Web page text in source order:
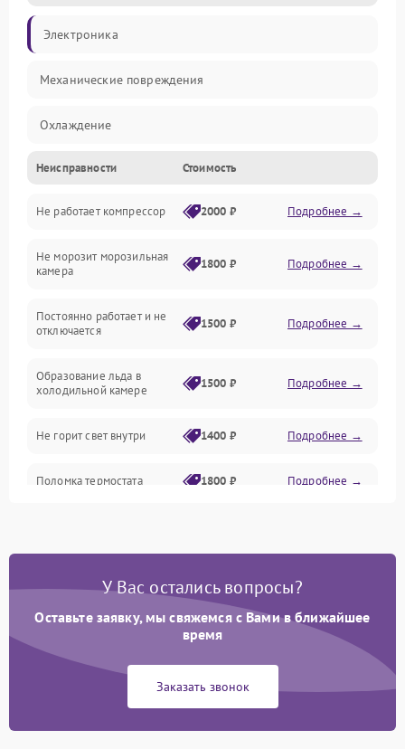
Электроника
Механические повреждения
Охлаждение
Механика
Электропитание
Дренаж
Неисправности Стоимость
Не работает компрессор 2000 ₽ Подробнее →
Не морозит морозильная
камера
1800 ₽ Подробнее →
Постоянно работает и не
отключается
1500 ₽ Подробнее →
Образование льда в
холодильной камере
1500 ₽ Подробнее →
Не горит свет внутри 1400 ₽ Подробнее →
Поломка термостата 1800 ₽ Подробнее →
Образование конденсата
1800 ₽ Подробнее →
Сбой в работе инвертора
работе
2000 ₽ Подробнее →
У Вас остались вопросы?
Оставьте заявку, мы свяжемся с Вами в ближайшее
время
Заказать звонок